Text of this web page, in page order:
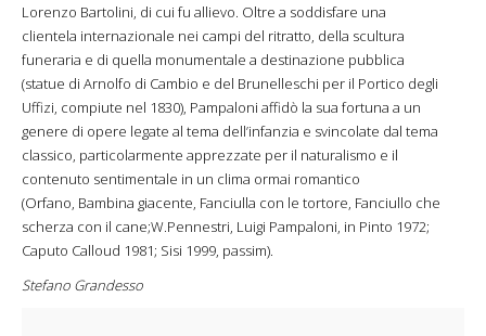
Lorenzo Bartolini, di cui fu allievo. Oltre a soddisfare una
clientela internazionale nei campi del ritratto, della scultura
funeraria e di quella monumentale a destinazione pubblica
(statue di Arnolfo di Cambio e del Brunelleschi per il Portico degli
Uffizi, compiute nel 1830), Pampaloni affidò la sua fortuna a un
genere di opere legate al tema dell’infanzia e svincolate dal tema
classico, particolarmente apprezzate per il naturalismo e il
contenuto sentimentale in un clima ormai romantico
(Orfano, Bambina giacente, Fanciulla con le tortore, Fanciullo che
scherza con il cane;W.Pennestri, Luigi Pampaloni, in Pinto 1972;
Caputo Calloud 1981; Sisi 1999, passim).
Stefano Grandesso